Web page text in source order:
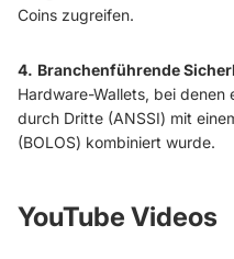
Coins zugreifen.
4. Branchenführende
Hardware-Wallets, bei
durch Dritte (ANSSI) mit
(BOLOS) kombiniert wurde.
YouTube Videos